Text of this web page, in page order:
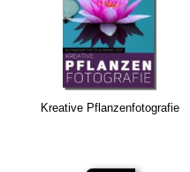
Kreative Pflanzenfotografie